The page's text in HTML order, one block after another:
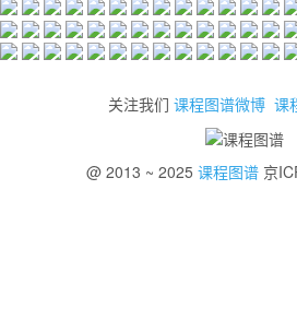
关注我们 课程图谱微博 课
@ 2013 ~ 2025 课程图谱京